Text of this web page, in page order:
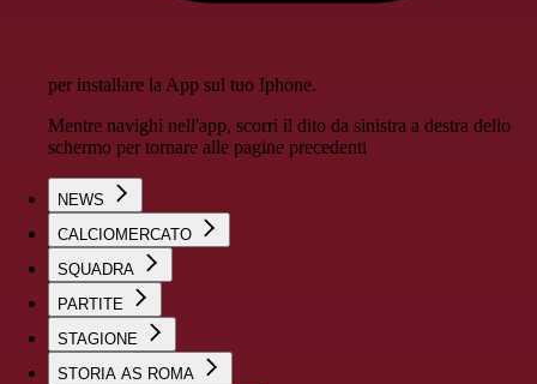
per installare la App sul tuo Iphone.
Mentre navighi nell'app, scorri il dito da sinistra a destra dello
schermo per tornare alle pagine precedenti
NEWS
CALCIOMERCATO
SQUADRA
PARTITE
STAGIONE
STORIA AS ROMA